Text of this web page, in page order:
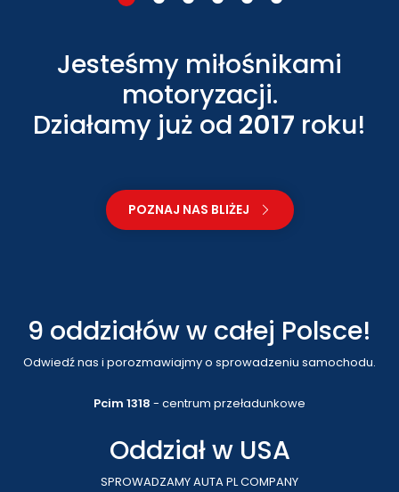
Jesteśmy miłośnikami
motoryzacji.
Działamy już od 2017 roku!
POZNAJ NAS BLIŻEJ
9 oddziałów w całej Polsce!
Odwiedź nas i porozmawiajmy o sprowadzeniu samochodu.
Pcim 1318 - centrum przeładunkowe
Oddział w USA
SPROWADZAMY AUTA PL COMPANY